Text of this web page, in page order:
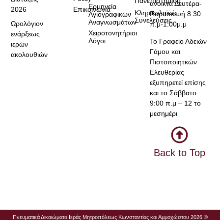
ανοικτά Δευτέρα-
Παρασκευή 8:30
π.μ-1:00μ.μ
Το Γραφείο Αδειών
Γάμου και
Πιστοποιητκών
Ελευθερίας
εξυπηρετεί επίσης
και το Σάββατο
9:00 π.μ – 12 το
μεσημέρι
Back to Top
Επικοινωνία
Ερμηνεία
Αγιογραφικών
Αναγνωσμάτων
Χειροτονητήριοι
Λόγοι
2026
Ωρολόγιον
ενάρξεως
ιερών
ακολουθιών
Κληρικολαϊκές
Συνελεύσεις
Πνευματικά Δικαιώματα Ιεράς Μητροπόλεως Κωνσταντίας και Αμμοχώστου 2026 ©